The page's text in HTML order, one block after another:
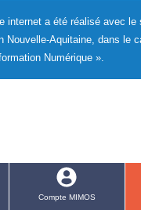
Compte MIMOS
internet a été réalisé avec le
Nouvelle-Aquitaine, dans le
Numérique ».